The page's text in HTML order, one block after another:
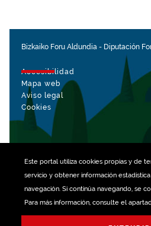
Este portal utiliza cookiespropias y de
servicio y obtener información
navegación. Si continúa navegando, se
Para más información, consulte el
Bizkaiko Foru Aldundia - Diputación
Accesibilidad
Mapa web
Aviso legal
Cookies